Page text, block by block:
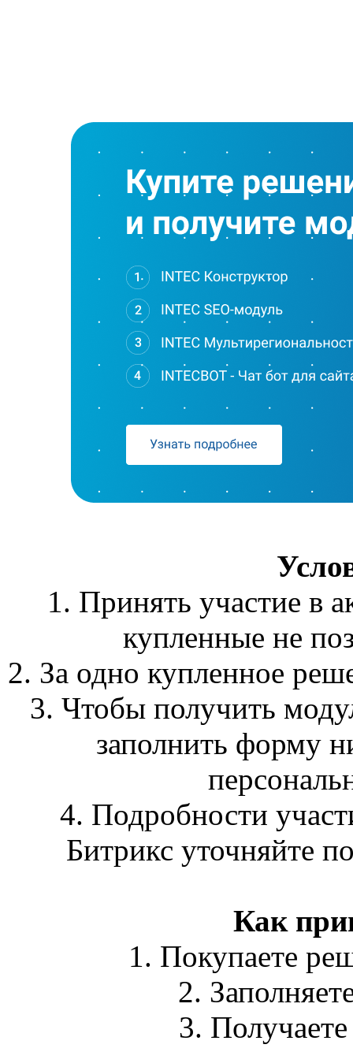
1. Принять участие в
купленные не
2. За одно купленное
3. Чтобы получить
заполнить форму
4. Подробности
Битрикс уточняйте
Как
1. Покупаете
2.
3.